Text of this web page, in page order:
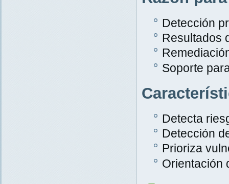
Detección
Resultados
Soporte
Detecta
Detección
Prioriza
Orientación